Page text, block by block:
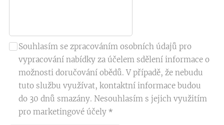
Souhlasím se zpracováním osobních údajů pro
vypracování nabídky za účelem sdělení informace o
možnosti doručování obědů. V případě, že nebudu
tuto službu využívat, kontaktní informace budou
do 30 dnů smazány. Nesouhlasím s jejich využitím
pro marketingové účely